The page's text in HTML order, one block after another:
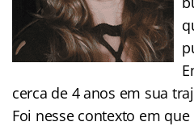
cerca de 4 anos em sua
Foi nesse contexto em